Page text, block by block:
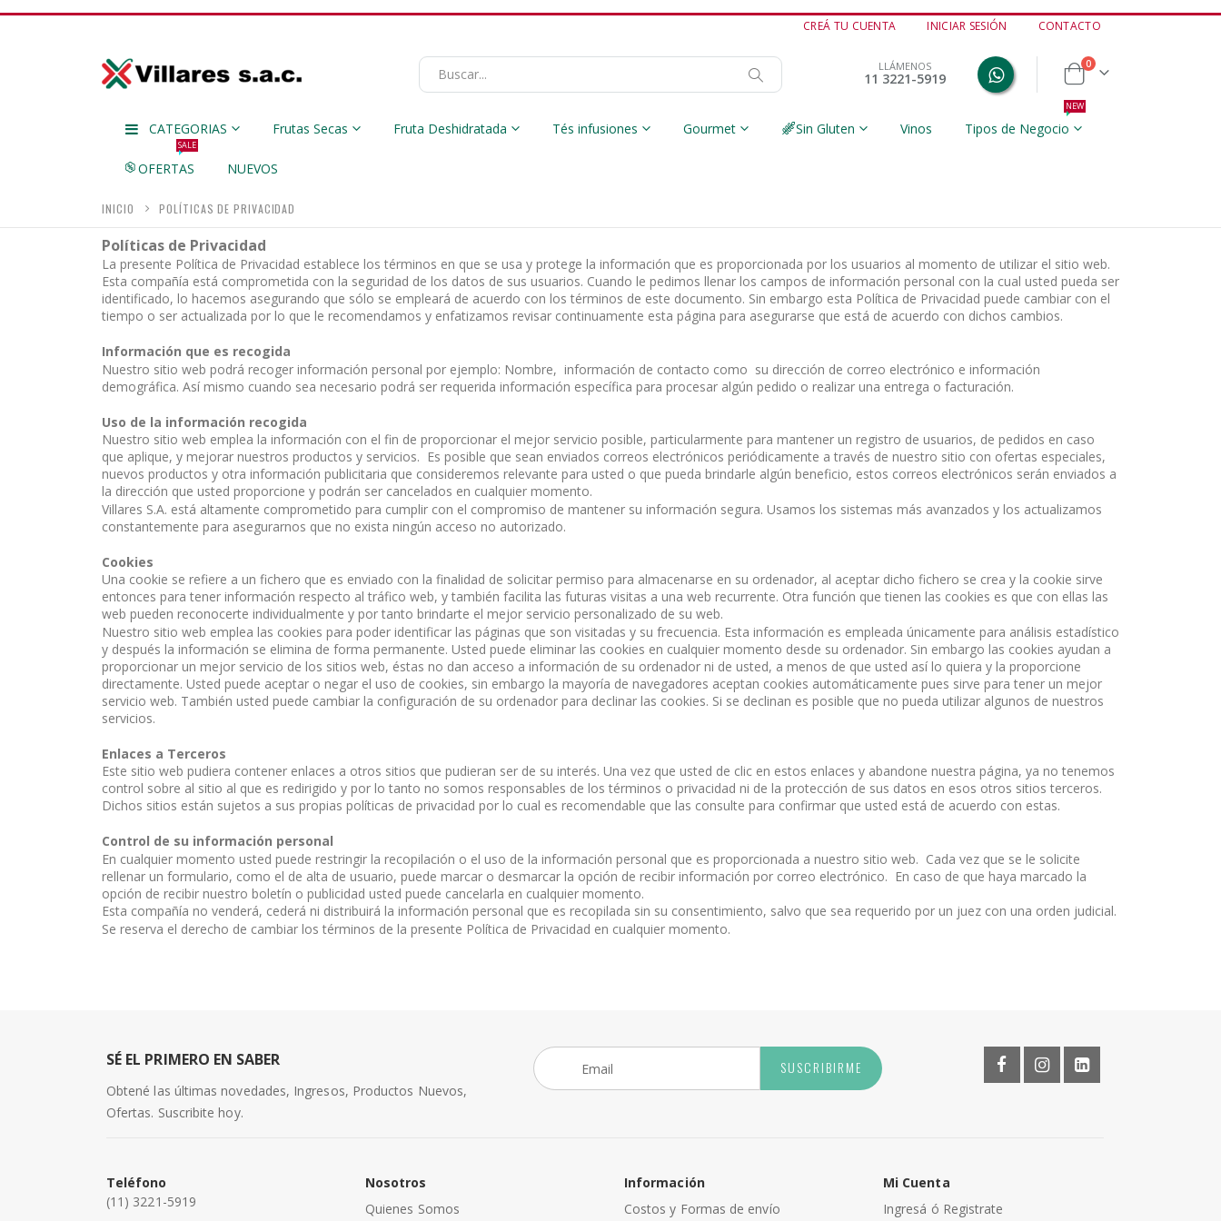
CREÁ TU CUENTA INICIAR SESIÓN CONTACTO
LLÁMENOS
11 3221-5919
Cart
0productos
CATEGORIAS Frutas Secas Fruta Deshidratada Tés infusiones Gourmet Sin Gluten Vinos Tipos de Negocio
NEW
OFERTAS
SALE
NUEVOS
INICIO POLÍTICAS DE PRIVACIDAD
Políticas de Privacidad
La presente Política de Privacidad establece los términos en que se usa y protege la información que es proporcionada por los usuarios al momento de utilizar el sitio web.
Esta compañía está comprometida con la seguridad de los datos de sus usuarios. Cuando le pedimos llenar los campos de información personal con la cual usted pueda ser
identificado, lo hacemos asegurando que sólo se empleará de acuerdo con los términos de este documento. Sin embargo esta Política de Privacidad puede cambiar con el
tiempo o ser actualizada por lo que le recomendamos y enfatizamos revisar continuamente esta página para asegurarse que está de acuerdo con dichos cambios.
Información que es recogida
Nuestro sitio web podrá recoger información personal por ejemplo: Nombre, información de contacto como su dirección de correo electrónico e información
demográfica. Así mismo cuando sea necesario podrá ser requerida información específica para procesar algún pedido o realizar una entrega o facturación.
Uso de la información recogida
Nuestro sitio web emplea la información con el fin de proporcionar el mejor servicio posible, particularmente para mantener un registro de usuarios, de pedidos en caso
que aplique, y mejorar nuestros productos y servicios. Es posible que sean enviados correos electrónicos periódicamente a través de nuestro sitio con ofertas especiales,
nuevos productos y otra información publicitaria que consideremos relevante para usted o que pueda brindarle algún beneficio, estos correos electrónicos serán enviados a
la dirección que usted proporcione y podrán ser cancelados en cualquier momento.
Villares S.A. está altamente comprometido para cumplir con el compromiso de mantener su información segura. Usamos los sistemas más avanzados y los actualizamos
constantemente para asegurarnos que no exista ningún acceso no autorizado.
Cookies
Una cookie se refiere a un fichero que es enviado con la finalidad de solicitar permiso para almacenarse en su ordenador, al aceptar dicho fichero se crea y la cookie sirve
entonces para tener información respecto al tráfico web, y también facilita las futuras visitas a una web recurrente. Otra función que tienen las cookies es que con ellas las
web pueden reconocerte individualmente y por tanto brindarte el mejor servicio personalizado de su web.
Nuestro sitio web emplea las cookies para poder identificar las páginas que son visitadas y su frecuencia. Esta información es empleada únicamente para análisis estadístico
y después la información se elimina de forma permanente. Usted puede eliminar las cookies en cualquier momento desde su ordenador. Sin embargo las cookies ayudan a
proporcionar un mejor servicio de los sitios web, éstas no dan acceso a información de su ordenador ni de usted, a menos de que usted así lo quiera y la proporcione
directamente. Usted puede aceptar o negar el uso de cookies, sin embargo la mayoría de navegadores aceptan cookies automáticamente pues sirve para tener un mejor
servicio web. También usted puede cambiar la configuración de su ordenador para declinar las cookies. Si se declinan es posible que no pueda utilizar algunos de nuestros
servicios.
Enlaces a Terceros
Este sitio web pudiera contener enlaces a otros sitios que pudieran ser de su interés. Una vez que usted de clic en estos enlaces y abandone nuestra página, ya no tenemos
control sobre al sitio al que es redirigido y por lo tanto no somos responsables de los términos o privacidad ni de la protección de sus datos en esos otros sitios terceros.
Dichos sitios están sujetos a sus propias políticas de privacidad por lo cual es recomendable que las consulte para confirmar que usted está de acuerdo con estas.
Control de su información personal
En cualquier momento usted puede restringir la recopilación o el uso de la información personal que es proporcionada a nuestro sitio web. Cada vez que se le solicite
rellenar un formulario, como el de alta de usuario, puede marcar o desmarcar la opción de recibir información por correo electrónico. En caso de que haya marcado la
opción de recibir nuestro boletín o publicidad usted puede cancelarla en cualquier momento.
Esta compañía no venderá, cederá ni distribuirá la información personal que es recopilada sin su consentimiento, salvo que sea requerido por un juez con una orden judicial.
Se reserva el derecho de cambiar los términos de la presente Política de Privacidad en cualquier momento.
SÉ EL PRIMERO EN SABER
Obtené las últimas novedades, Ingresos, Productos Nuevos,
Ofertas. Suscribite hoy.
SUSCRIBIRME
Teléfono
(11) 3221-5919
Nosotros
Quienes Somos
Información
Costos y Formas de envío
Mi Cuenta
Ingresá ó Registrate